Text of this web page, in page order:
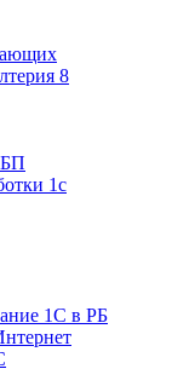
8
1с
1С в РБ